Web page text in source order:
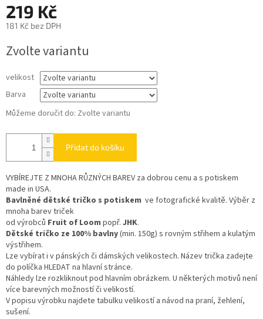
219 Kč
181 Kč bez DPH
cena:
Zvolte variantu
velikost
Barva
Můžeme doručit do: Zvolte variantu
Přidat do košíku
VYBÍREJTE Z MNOHA RŮZNÝCH BAREV za dobrou cenu a s potiskem
made in USA.
Bavlněné dětské tričko s potiskem ve fotografické kvalitě. Výběr z
mnoha barev triček
od výrobců Fruit of Loom popř. JHK.
Dětské tričko ze 100% bavlny(min. 150g) s rovným střihem a kulatým
výstřihem.
Lze vybírat i v pánských či dámských velikostech. Název trička zadejte
do políčka HLEDAT na hlavní stránce.
Náhledy lze rozkliknout pod hlavním obrázkem. U některých motivů není
více barevných možností či velikostí.
V popisu výrobku najdete tabulku velikostí a návod na praní, žehlení,
sušení.